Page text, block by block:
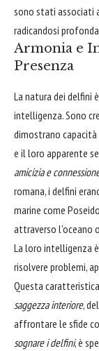
sono stati associati
radicandosi
Armonia e
Presenza
La natura dei delfini
intelligenza. Sono
dimostrano
e il loro apparente
amicizia e
romana, i delfini
marine come
attraverso l'oceano
La loro intelligenza
risolvere problemi,
Questa
saggezza interiore,
affrontare le sfide
sognare i delfini, è